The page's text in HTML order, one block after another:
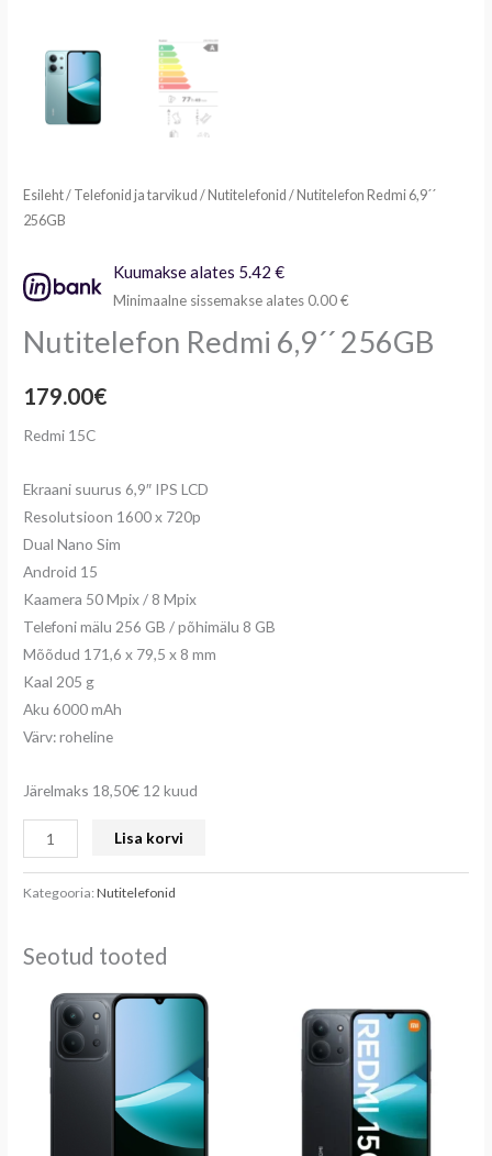
Esileht/ Telefonid ja tarvikud / Nutitelefonid / Nutitelefon Redmi 6,9´´
256GB
Kuumakse alates 5.42 €
Minimaalne sissemakse alates 0.00 €
Nutitelefon Redmi 6,9´´ 256GB
179.00€
Redmi 15C
Ekraani suurus 6,9″ IPS LCD
Resolutsioon 1600 x 720p
Dual Nano Sim
Android 15
Kaamera 50 Mpix / 8 Mpix
Telefoni mälu 256 GB / põhimälu 8 GB
Mõõdud 171,6 x 79,5 x 8 mm
Kaal 205 g
Aku 6000 mAh
Värv: roheline
Järelmaks 18,50€ 12 kuud
Lisa korvi
Kategooria:Nutitelefonid
Seotud tooted